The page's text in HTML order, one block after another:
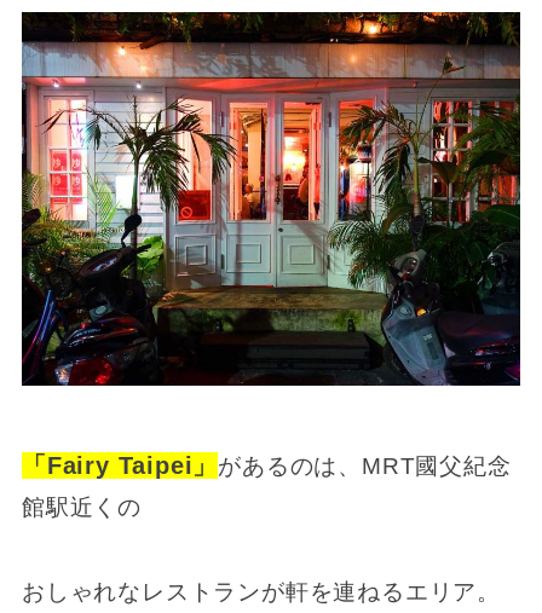
「Fairy Taipei」 があるのは、MRT國父紀念
館駅近くの
おしゃれなレストランが軒を連ねるエリア。